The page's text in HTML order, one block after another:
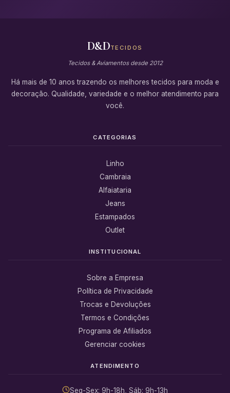
D&DTECIDOS
Tecidos & Aviamentos desde 2012
Há mais de 10 anos trazendo os melhores tecidos para moda e
decoração. Qualidade, variedade e o melhor atendimento para
você.
CATEGORIAS
Linho
Cambraia
Alfaiataria
Jeans
Estampados
Outlet
INSTITUCIONAL
Sobre a Empresa
Política de Privacidade
Trocas e Devoluções
Termos e Condições
Programa de Afiliados
Gerenciar cookies
ATENDIMENTO
Seg-Sex: 9h-18h, Sáb: 9h-13h